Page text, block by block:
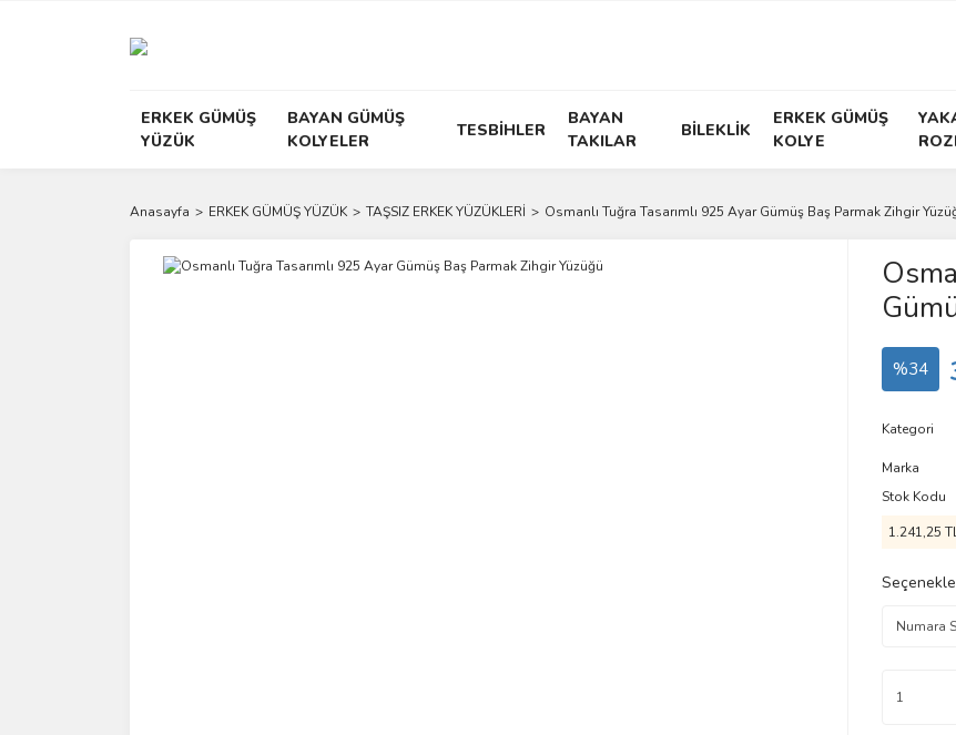
ERKEK GÜMÜŞ
YÜZÜK
BAYAN GÜMÜŞ
KOLYELER
TESBİHLER
BAYAN
TAKILAR
BİLEKLİK
ERKEK GÜMÜŞ
KOLYE
Anasayfa ERKEK GÜMÜŞ YÜZÜK TAŞSIZ ERKEK YÜZÜKLERİ Osmanlı Tuğra Tasarımlı 925 Ayar Gümüş Baş Parmak Zihgir
%34
Kategori
Marka
Stok Kodu
1.241,25